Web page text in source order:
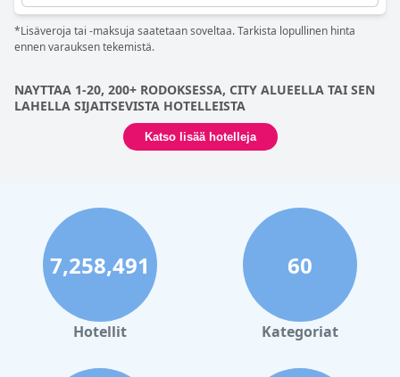
rannalla liikkujille, sillä Elli-ranta on vain muutaman minuutin
päässä. Vaikka henkilökohtaisilla mieltymyksillä on merkitystä
täydellisen sängyn löytämisessä, suurin osa vieraista kehui
hotellin mukavia vuodevaatteita. Kaiken kaikkiaan
*Lisäveroja tai -maksuja saatetaan soveltaa. Tarkista lopullinen hinta
ennen varauksen tekemistä.
NAYTTAA 1-20, 200+ RODOKSESSA, CITY ALUEELLA TAI SEN
LAHELLA SIJAITSEVISTA HOTELLEISTA
Katso lisää hotelleja
7,258,491
Hotellit
60
Kategoriat